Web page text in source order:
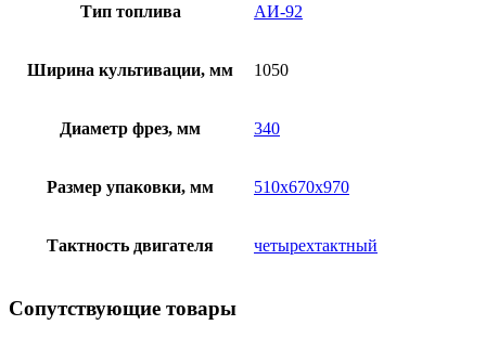
Тип топлива АИ-92
Ширина культивации, мм 1050
Диаметр фрез, мм 340
Размер упаковки, мм 510х670х970
Тактность двигателя четырехтактный
Сопутствующие товары